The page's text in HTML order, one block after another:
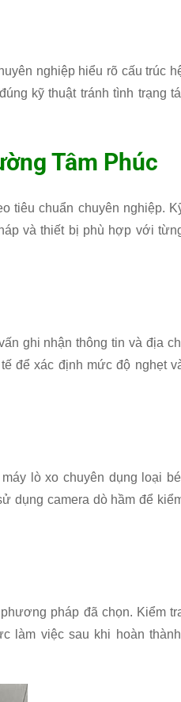
nghiệp hiểu rõ cấu trúc
kỹ thuật tránh tình trạng
Tâm Phúc
tiêu chuẩn chuyên nghiệp.
và thiết bị phù hợp với
ghi nhận thông tin và địa
để xác định mức độ nghẹt
lò xo chuyên dụng loại
dụng camera dò hầm để
pháp đã chọn. Kiểm
làm việc sau khi hoàn